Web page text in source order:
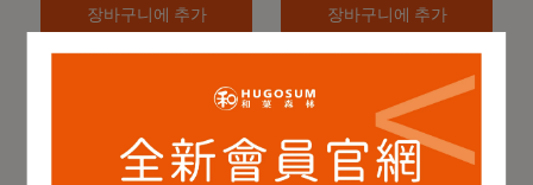
장바구니에 추가 장바구니에 추가